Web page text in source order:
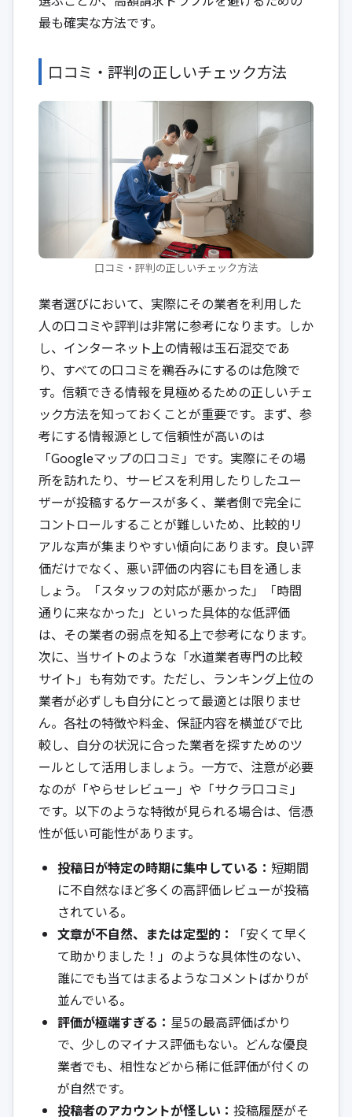
最も確実な方法です。
口コミ・評判の正しいチェック方法
口コミ・評判の正しいチェック方法
業者選びにおいて、実際にその業者を利用した
人の口コミや評判は非常に参考になります。しか
し、インターネット上の情報は玉石混交であ
り、すべての口コミを鵜呑みにするのは危険で
す。信頼できる情報を見極めるための正しいチェ
ック方法を知っておくことが重要です。まず、参
考にする情報源として信頼性が高いのは
「Googleマップの口コミ」です。実際にその場
所を訪れたり、サービスを利用したりしたユー
ザーが投稿するケースが多く、業者側で完全に
コントロールすることが難しいため、比較的リ
アルな声が集まりやすい傾向にあります。良い評
価だけでなく、悪い評価の内容にも目を通しま
しょう。「スタッフの対応が悪かった」「時間
通りに来なかった」といった具体的な低評価
は、その業者の弱点を知る上で参考になります。
次に、当サイトのような「水道業者専門の比較
サイト」も有効です。ただし、ランキング上位の
業者が必ずしも自分にとって最適とは限りませ
ん。各社の特徴や料金、保証内容を横並びで比
較し、自分の状況に合った業者を探すためのツ
ールとして活用しましょう。一方で、注意が必要
なのが「やらせレビュー」や「サクラ口コミ」
です。以下のような特徴が見られる場合は、信憑
性が低い可能性があります。
投稿日が特定の時期に集中している： 短期間
に不自然なほど多くの高評価レビューが投稿
されている。
文章が不自然、または定型的：
「安くて早く
て助かりました！」のような具体性のない、
誰にでも当てはまるようなコメントばかりが
並んでいる。
評価が極端すぎる： 星5の最高評価ばかり
で、少しのマイナス評価もない。どんな優良
業者でも、相性などから稀に低評価が付くの
が自然です。
投稿者のアカウントが怪しい： 投稿履歴がそ